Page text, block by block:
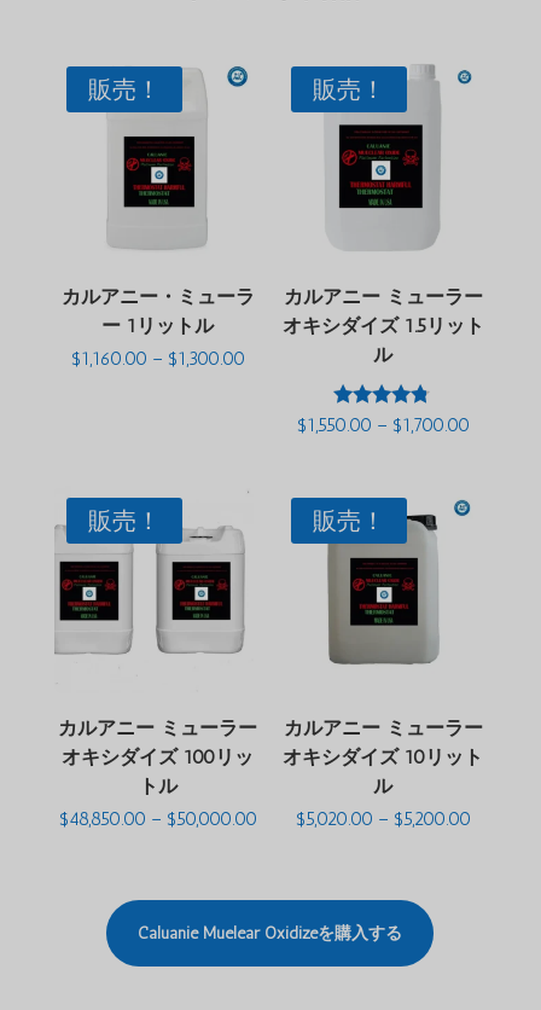
販売！
カルアニー・ミューラ
ー 1リットル
$1,160.00 – $1,300.00価
販売！
カルアニー ミューラー
オキシダイズ 1.5リット
ル
5点満点中
$1,550.00 – $1,700.00価
か
ら
販売！
カルアニー ミューラー
オキシダイズ 100リッ
トル
$48,850.00 – $50,000.00価
$50,000.00
販売！
カルアニー ミューラー
オキシダイズ 10リット
ル
$5,020.00 – $5,200.00価
Caluanie Muelear Oxidizeを購入する